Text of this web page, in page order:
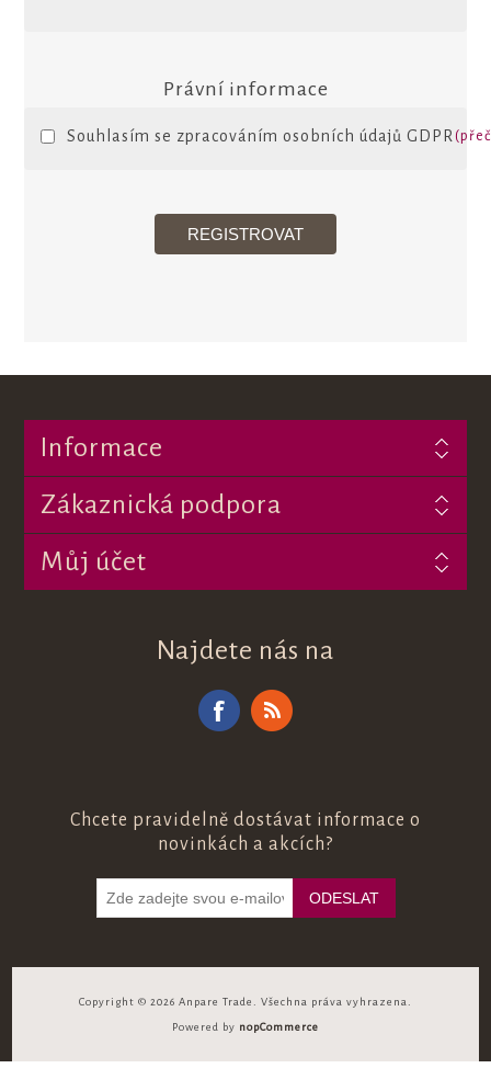
Právní informace
Souhlasím se zpracováním osobních údajů GDPR
Informace
Zákaznická podpora
Můj účet
Najdete nás na
Chcete pravidelně dostávat informace o
novinkách a akcích?
Copyright © 2026 Anpare Trade. Všechna práva vyhrazena.
Powered by nopCommerce